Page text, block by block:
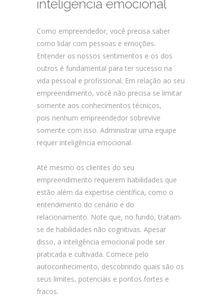
inteligência emocional
Como empreendedor, você precisa saber
como lidar com pessoas e emoções.
Entender os nossos sentimentos e os dos
outros é fundamental para ter sucesso na
vida pessoal e profissional. Em relação ao seu
empreendimento, você não precisa se limitar
somente aos conhecimentos técnicos,
pois nenhum empreendedor sobrevive
somente com isso. Administrar uma equipe
requer inteligência emocional.
Até mesmo os clientes do seu
empreendimento requerem habilidades que
estão além da expertise científica, como o
entendimento do cenário e do
relacionamento. Note que, no fundo, tratam-
se de habilidades não cognitivas. Apesar
disso, a inteligência emocional pode ser
praticada e cultivada. Comece pelo
autoconhecimento, descobrindo quais são os
seus limites, potenciais e pontos fortes e
fracos.